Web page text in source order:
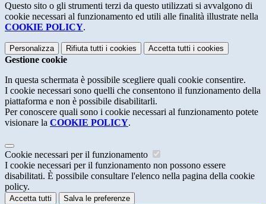
Questo sito o gli strumenti terzi da questo utilizzati si avvalgono di
cookie necessari al funzionamento ed utili alle finalità illustrate nella
COOKIE POLICY.
Personalizza Rifiuta tutti i cookies Accetta tutti i cookies
Gestione cookie
In questa schermata è possibile scegliere quali cookie consentire.
I cookie necessari sono quelli che consentono il funzionamento della
piattaforma e non è possibile disabilitarli.
Per conoscere quali sono i cookie necessari al funzionamento potete
visionare la COOKIE POLICY.
Cookie necessari per il funzionamento
I cookie necessari per il funzionamento non possono essere
disabilitati. È possibile consultare l'elenco nella pagina della cookie
policy.
Accetta tutti Salva le preferenze